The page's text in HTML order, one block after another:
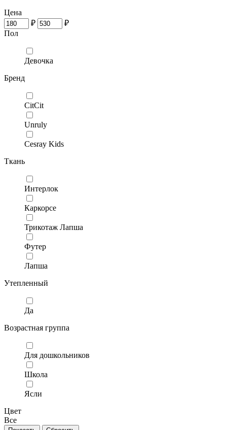
Цена
₽
₽
Пол
Девочка
Бренд
CitCit
Unruly
Cesray Kids
Ткань
Интерлок
Каркорсе
Трикотаж Лапша
Футер
Лапша
Утепленный
Да
Возрастная группа
Для дошкольников
Школа
Ясли
Цвет
Все